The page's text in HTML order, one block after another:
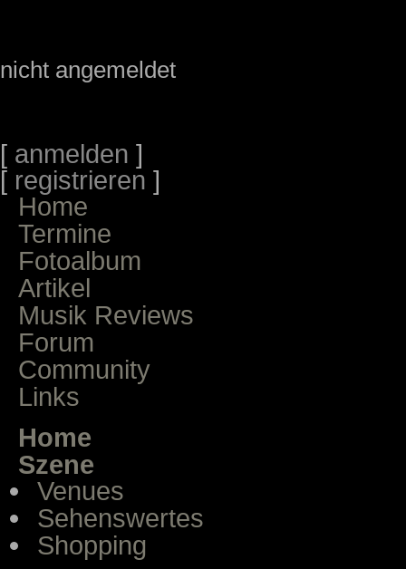
nicht angemeldet
[ anmelden ]
[ registrieren ]
Home
Termine
Fotoalbum
Artikel
Musik Reviews
Forum
Community
Links
Home
Szene
Venues
Sehenswertes
Shopping